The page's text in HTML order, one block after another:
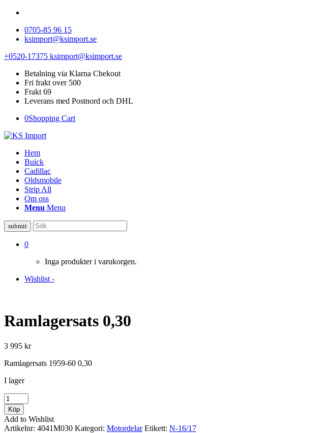
0705-85 96 15
ksimport@ksimport.se
+0520-17375 ksimport@ksimport.se
Betalning via Klarna Chekout
Fri frakt over 500
Frakt 69
Leverans med Postnord och DHL
0Shopping Cart
Hem
Buick
Cadillac
Oldsmobile
Strip All
Om oss
Menu Menu
0
Inga produkter i varukorgen.
Wishlist -
Ramlagersats 0,30
3 995 kr
Ramlagersats 1959-60 0,30
I lager
Ramlagersats
0,30
mängd
Köp
Add to Wishlist
Artikelnr: 4041M030 Kategori: Motordelar Etikett: N-16/17